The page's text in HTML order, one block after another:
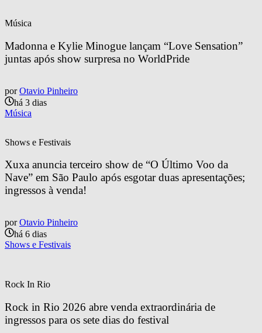
Música
Madonna e Kylie Minogue lançam “Love Sensation”
juntas após show surpresa no WorldPride
por Otavio Pinheiro
há 3 dias
Música
Shows e Festivais
Xuxa anuncia terceiro show de “O Último Voo da
Nave” em São Paulo após esgotar duas apresentações;
ingressos à venda!
por Otavio Pinheiro
há 6 dias
Shows e Festivais
Rock In Rio
Rock in Rio 2026 abre venda extraordinária de
ingressos para os sete dias do festival